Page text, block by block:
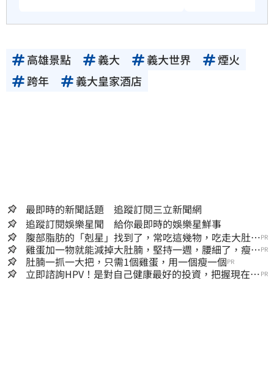
高雄景點 義大 義大世界
煙火
跨年
義大皇家酒店
最即時的新聞話題 追蹤訂閱三立新聞網
追蹤訂閱娛樂星聞 給你最即時的娛樂星鮮事
腹部脂肪的「剋星」找到了，常吃這幾物，吃走大肚
囊，瘦出小蠻腰
PR
雞蛋加一物就能減掉大肚腩，堅持一週，腰細了，瘦到
你懷疑人生！
PR
肚腩一抓一大把，只需1個雞蛋，用一個瘦一個PR
立即諮詢HPV！是對自己健康最好的投資，把握現在不 PR